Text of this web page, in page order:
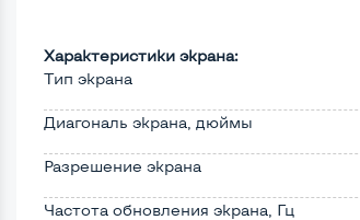
Характеристики экрана:
Тип экрана
Диагональ экрана, дюймы
Разрешение экрана
Частота обновления экрана, Гц